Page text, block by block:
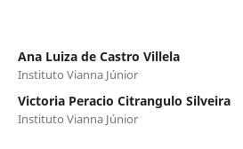
Ana Luiza de Castro Villela
Instituto Vianna Júnior
Victoria Peracio Citrangulo Silveira
Instituto Vianna Júnior